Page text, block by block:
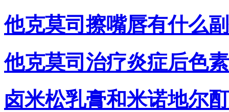
他克莫司擦嘴唇有什么
他克莫司治疗炎症后色
卤米松乳膏和米诺地尔